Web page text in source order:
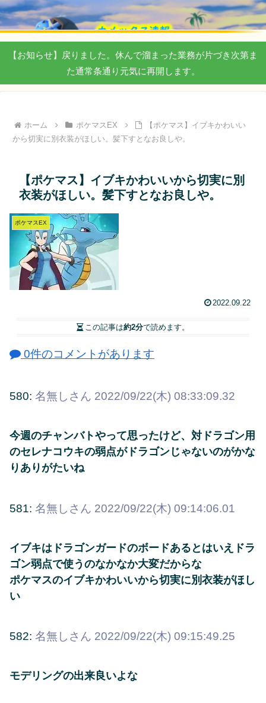
【お知らせ】戻りました。休んで溜まった業務が片づき次第ま
た通常条通り元気に再開します。
ホーム ポケマスEX
【ポケマス】イブキかわいい
から切実に別衣装がほしい。髪下すとなお良しや。
【ポケマス】イブキかわいいから切実に別
衣装がほしい。髪下すとなお良しや。
ポケマスEX
2022.09.22
この記事は約2分で読めます。
0件のコメントがあります
580: 名無しさん 2022/09/22(木) 08:33:09.32
今週のチャンバトやって思ったけど、対ドラゴン用
のセレナコウキの弱点がドラゴンじゃないのがかな
りありがたいね
581: 名無しさん 2022/09/22(木) 09:14:06.01
イブキはドラゴンガードのボードあるとはいえドラ
ゴン弱点で使うのなかなか大変だからな
ポケマスのイブキかわいいから切実に別衣装がほし
い
582: 名無しさん 2022/09/22(木) 09:15:49.25
モデリングの出来良いよな